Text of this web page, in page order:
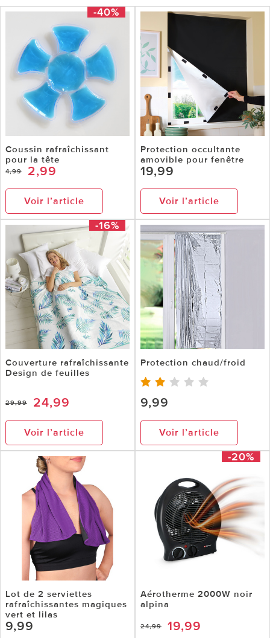
-40%
Coussin rafraîchissant
pour la tête
4,99 2,99
Voir l’article
Protection occultante
amovible pour fenêtre
19,99
Voir l’article
-16%
Couverture rafraîchissante
Design de feuilles
29,99 24,99
Voir l’article
Protection chaud/froid
9,99
Voir l’article
Lot de 2 serviettes
rafraîchissantes magiques
vert et lilas
9,99
-20%
Aérotherme 2000W noir
alpina
24,99 19,99